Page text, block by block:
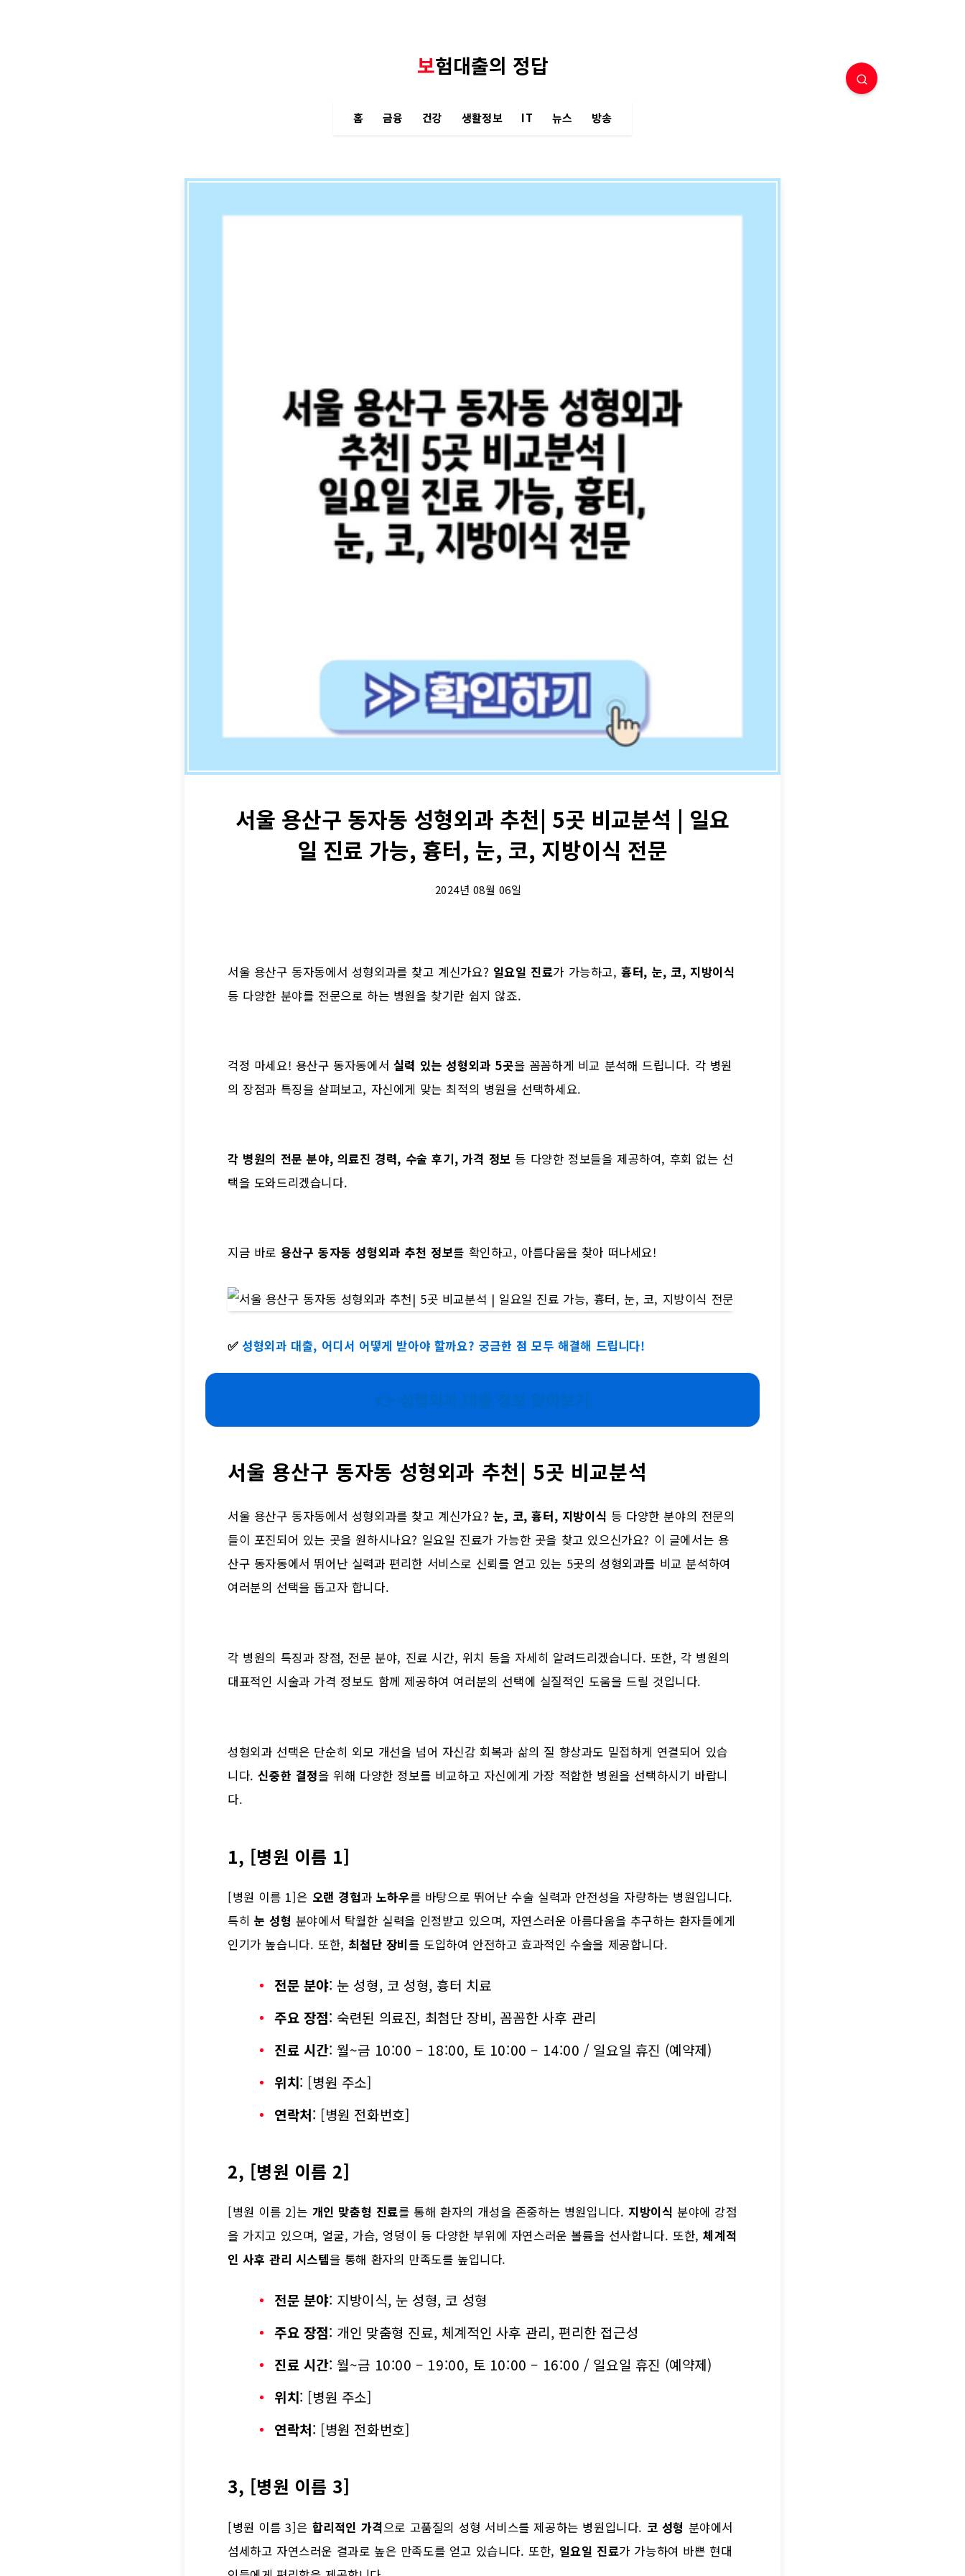
보험대출의 정답
홈 금융 건강 생활정보 IT 뉴스 방송
서울 용산구 동자동 성형외과 추천| 5곳 비교분석 | 일요
일 진료 가능, 흉터, 눈, 코, 지방이식 전문
2024년 08월 06일
서울 용산구 동자동에서 성형외과를 찾고 계신가요? 일요일 진료가 가능하고,흉터, 눈, 코, 지방이식
등 다양한 분야를 전문으로 하는 병원을 찾기란 쉽지 않죠.
걱정 마세요! 용산구 동자동에서 실력 있는 성형외과 5곳을 꼼꼼하게 비교 분석해 드립니다. 각 병원
의 장점과 특징을 살펴보고, 자신에게 맞는 최적의 병원을 선택하세요.
각 병원의 전문 분야, 의료진 경력, 수술 후기, 가격 정보 등 다양한 정보들을 제공하여, 후회 없는 선
택을 도와드리겠습니다.
지금 바로 용산구 동자동 성형외과 추천 정보를 확인하고, 아름다움을 찾아 떠나세요!
✅성형외과 대출, 어디서 어떻게 받아야 할까요? 궁금한 점 모두 해결해 드립니다!
서울 용산구 동자동 성형외과 추천| 5곳 비교분석
서울 용산구 동자동에서 성형외과를 찾고 계신가요? 눈, 코, 흉터, 지방이식 등 다양한 분야의 전문의
들이 포진되어 있는 곳을 원하시나요? 일요일 진료가 가능한 곳을 찾고 있으신가요? 이 글에서는 용
산구 동자동에서 뛰어난 실력과 편리한 서비스로 신뢰를 얻고 있는 5곳의 성형외과를 비교 분석하여
여러분의 선택을 돕고자 합니다.
각 병원의 특징과 장점, 전문 분야, 진료 시간, 위치 등을 자세히 알려드리겠습니다. 또한, 각 병원의
대표적인 시술과 가격 정보도 함께 제공하여 여러분의 선택에 실질적인 도움을 드릴 것입니다.
성형외과 선택은 단순히 외모 개선을 넘어 자신감 회복과 삶의 질 향상과도 밀접하게 연결되어 있습
니다.신중한 결정을 위해 다양한 정보를 비교하고 자신에게 가장 적합한 병원을 선택하시기 바랍니
다.
1, [병원 이름 1]
[병원 이름 1]은 오랜 경험과 노하우를 바탕으로 뛰어난 수술 실력과 안전성을 자랑하는 병원입니다.
특히 눈 성형 분야에서 탁월한 실력을 인정받고 있으며, 자연스러운 아름다움을 추구하는 환자들에게
인기가 높습니다. 또한, 최첨단 장비를 도입하여 안전하고 효과적인 수술을 제공합니다.
전문 분야: 눈 성형, 코 성형, 흉터 치료
주요 장점: 숙련된 의료진, 최첨단 장비, 꼼꼼한 사후 관리
진료 시간: 월~금 10:00 – 18:00, 토 10:00 – 14:00 / 일요일 휴진 (예약제)
위치: [병원 주소]
연락처: [병원 전화번호]
2, [병원 이름 2]
[병원 이름 2]는 개인 맞춤형 진료를 통해 환자의 개성을 존중하는 병원입니다.지방이식 분야에 강점
을 가지고 있으며, 얼굴, 가슴, 엉덩이 등 다양한 부위에 자연스러운 볼륨을 선사합니다. 또한,체계적
인 사후 관리 시스템을 통해 환자의 만족도를 높입니다.
전문 분야: 지방이식, 눈 성형, 코 성형
주요 장점: 개인 맞춤형 진료, 체계적인 사후 관리, 편리한 접근성
진료 시간: 월~금 10:00 – 19:00, 토 10:00 – 16:00 / 일요일 휴진 (예약제)
위치: [병원 주소]
연락처: [병원 전화번호]
3, [병원 이름 3]
[병원 이름 3]은 합리적인 가격으로 고품질의 성형 서비스를 제공하는 병원입니다. 코 성형 분야에서
섬세하고 자연스러운 결과로 높은 만족도를 얻고 있습니다. 또한, 일요일 진료가 가능하여 바쁜 현대